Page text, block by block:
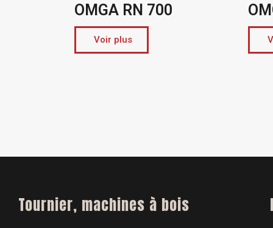
OMGA OPTIMA 60
Tournier, machines à bois